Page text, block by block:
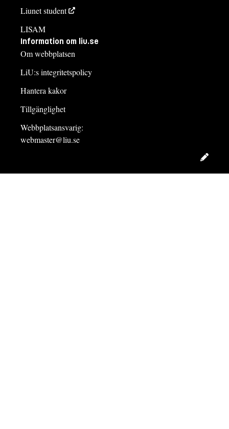
Liunet student
LISAM
Information om liu.se
Om webbplatsen
LiU:s integritetspolicy
Hantera kakor
Tillgänglighet
Webbplatsansvarig:
webmaster@liu.se